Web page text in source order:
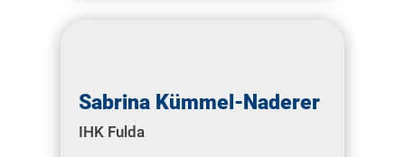
Sabrina Kümmel-Naderer
IHK Fulda